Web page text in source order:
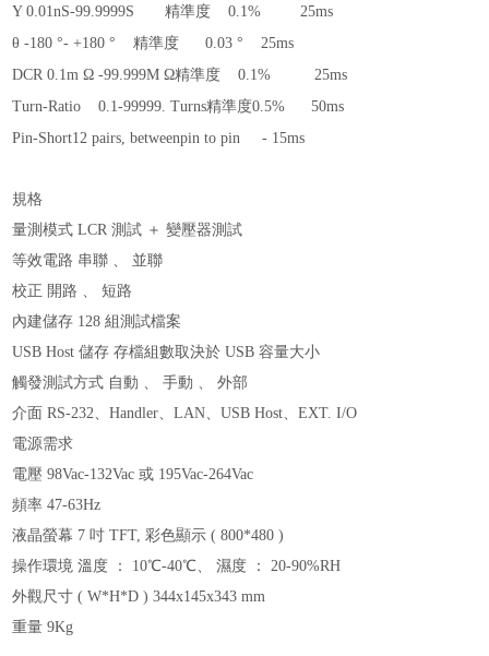
Y 0.01nS-99.9999S 精準度0.1%
25ms
θ -180 °- +180 ° 精準度 0.03 °
25ms
DCR 0.1m Ω -99.999M Ω精準度0.1%
25ms
Turn-Ratio
0.1-99999. Turns精準度0.5%
50ms
Pin-Short12 pairs, betweenpin to pin
- 15ms
規格
量測模式 LCR 測試 ＋ 變壓器測試
等效電路 串聯 、 並聯
校正 開路 、 短路
內建儲存 128 組測試檔案
USB Host 儲存 存檔組數取決於 USB 容量大小
觸發測試方式 自動 、 手動 、 外部
介面 RS-232、Handler、LAN、USB Host、EXT. I/O
電源需求
電壓 98Vac-132Vac 或 195Vac-264Vac
頻率 47-63Hz
液晶螢幕 7 吋 TFT, 彩色顯示 ( 800*480 )
操作環境 溫度 ： 10℃-40℃、 濕度 ： 20-90%RH
外觀尺寸 ( W*H*D ) 344x145x343 mm
重量 9Kg